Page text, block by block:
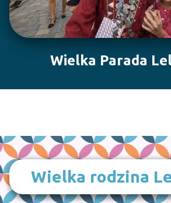
Wielka Parada
Wielka rodzina